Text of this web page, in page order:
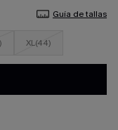
Guía de tallas
XL(44)